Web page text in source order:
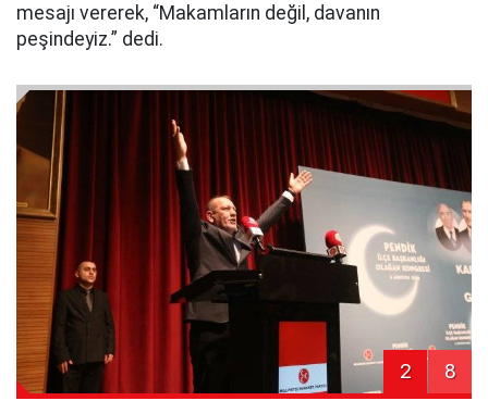
mesajı vererek, “Makamların değil, davanın
peşindeyiz.” dedi.
2 8